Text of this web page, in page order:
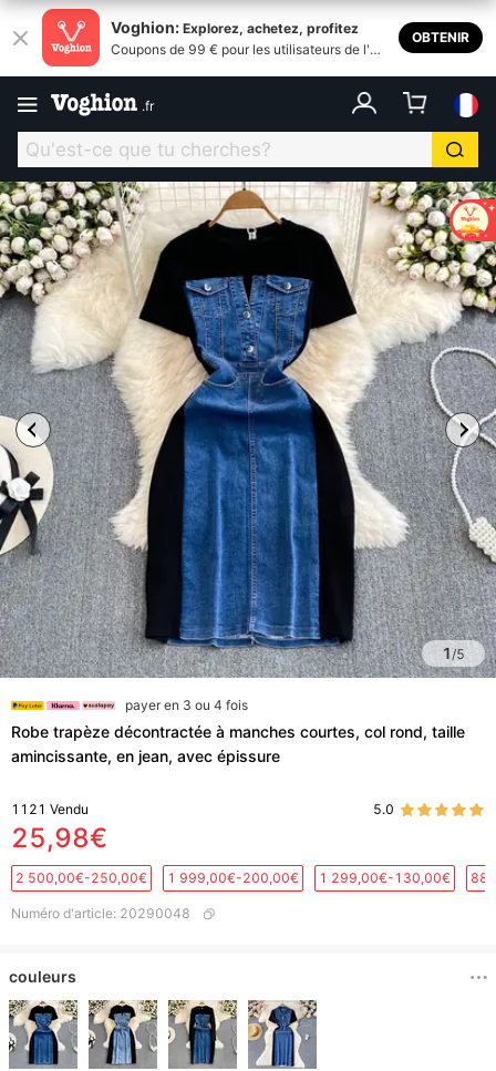
Voghion: Explorez, achetez, profitez
Coupons de 99 € pour les utilisateurs de l'ap
OBTENIR
.fr
1/5
payer en 3 ou 4 fois
Robe trapèze décontractée à manches courtes, col rond, taille
amincissante, en jean, avec épissure
1121 Vendu 5.0
25,98€
2 500,00€-250,00€ 1 999,00€-200,00€ 1 299,00€-130,00€
Numéro d'article: 20290048
couleurs